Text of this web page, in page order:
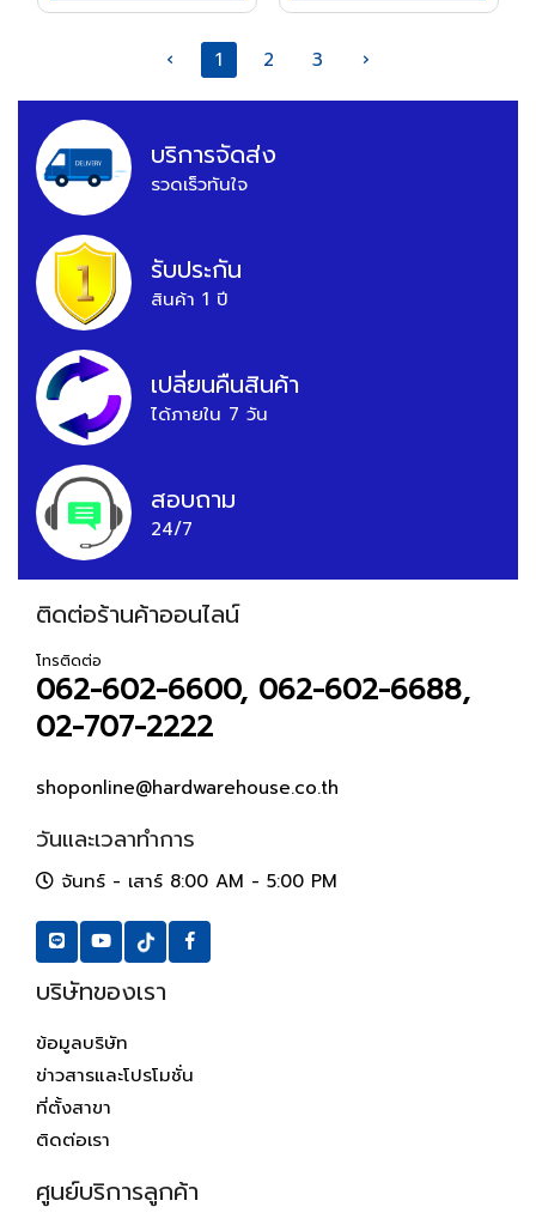
‹ 1 2 3 ›
บริการจัดส่ง
รวดเร็วทันใจ
รับประกัน
สินค้า 1 ปี
เปลี่ยนคืนสินค้า
ได้ภายใน 7 วัน
สอบถาม
24/7
ติดต่อร้านค้าออนไลน์
โทรติดต่อ
062-602-6600, 062-602-6688,
02-707-2222
shoponline@hardwarehouse.co.th
วันและเวลาทำการ
จันทร์ - เสาร์ 8:00 AM - 5:00 PM
บริษัทของเรา
ข้อมูลบริษัท
ข่าวสารและโปรโมชั่น
ที่ตั้งสาขา
ติดต่อเรา
ศูนย์บริการลูกค้า